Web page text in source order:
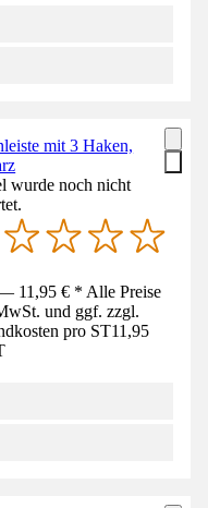
mit 3 Haken,
wurde noch nicht
11,95 € * Alle Preise
und ggf. zzgl.
pro ST11,95